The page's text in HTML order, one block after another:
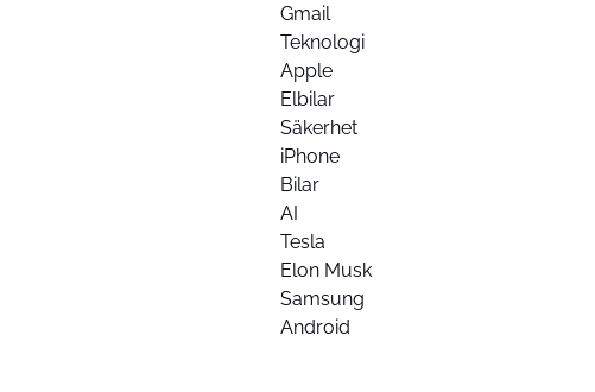
Gmail
Teknologi
Apple
Elbilar
Säkerhet
iPhone
Bilar
AI
Tesla
Elon Musk
Samsung
Android